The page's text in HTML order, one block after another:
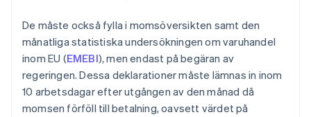
De måste också fylla i momsöversikten samt den
månatliga statistiska undersökningen om varuhandel
inom EU (EMEBI), men endast på begäran av
regeringen. Dessa deklarationer måste lämnas in inom
10 arbetsdagar efter utgången av den månad då
momsen förföll till betalning, oavsett värdet på